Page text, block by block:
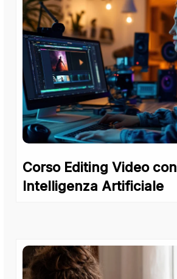
Corso Editing Video con
Intelligenza Artificiale